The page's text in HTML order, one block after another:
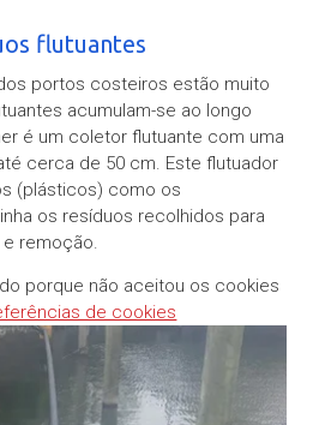
flutuantes
portos costeiros estão muito
acumulam-se ao longo
é um coletor flutuante com uma
cerca de 50 cm. Este flutuador
(plásticos) como os
os resíduos recolhidos para
remoção.
porque não aceitou os cookies
de cookies